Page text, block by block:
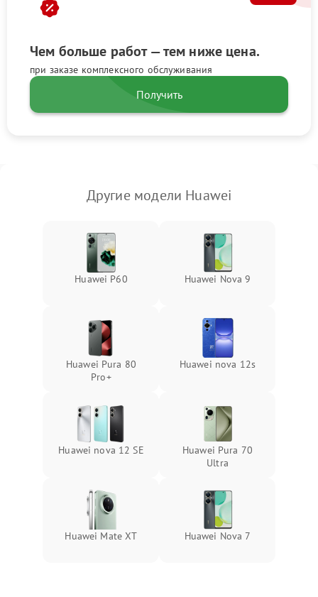
Чем больше работ — тем ниже цена.
при заказе комплексного обслуживания
Получить
Другие модели Huawei
Huawei P60 Huawei Nova 9
Huawei Pura 80
Pro+
Huawei nova 12s
Huawei nova 12 SE
Huawei Pura 70
Ultra
Huawei Mate XT Huawei Nova 7